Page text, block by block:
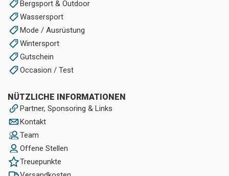
Bergsport & Outdoor
Wassersport
Mode / Ausrüstung
Wintersport
Gutschein
Occasion / Test
NÜTZLICHE INFORMATIONEN
Partner, Sponsoring & Links
Kontakt
Team
Offene Stellen
Treuepunkte